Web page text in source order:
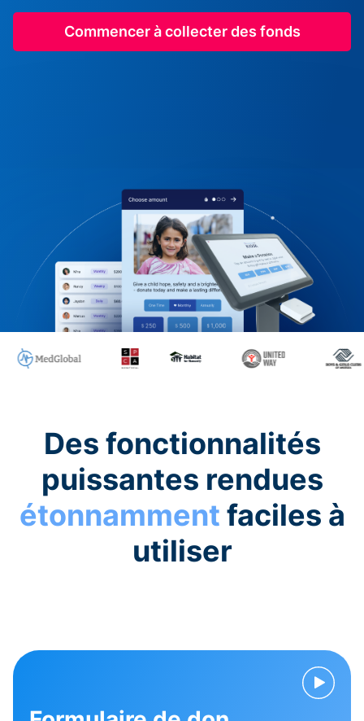
Commencer à collecter des fonds
Des fonctionnalités
puissantes rendues
étonnamment faciles à
utiliser